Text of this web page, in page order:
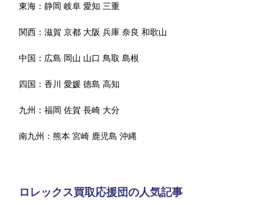
東海：静岡 岐阜 愛知 三重
関西：滋賀 京都 大阪 兵庫 奈良 和歌山
中国： 広島 岡山 山口 鳥取 島根
四国：香川 愛媛 徳島 高知
九州：福岡 佐賀 長崎 大分
南九州：熊本 宮崎 鹿児島 沖縄
ロレックス買取応援団の人気記事